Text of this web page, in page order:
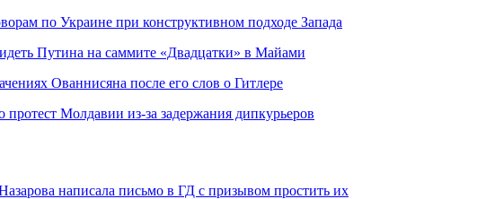
по Украине при конструктивном подходе Запада
Путина на саммите «Двадцатки» в Майами
Ованнисяна после его слов о Гитлере
протест Молдавии из-за задержания дипкурьеров
написала письмо в ГД с призывом простить их